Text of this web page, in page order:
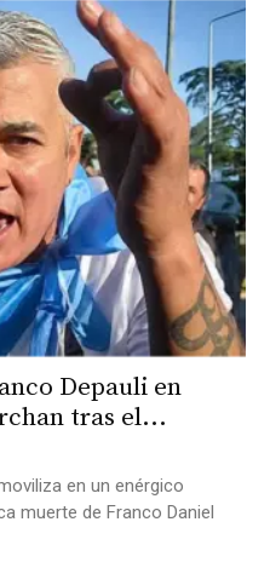
Depauli en
tras el...
en un enérgico
muerte de Franco Daniel